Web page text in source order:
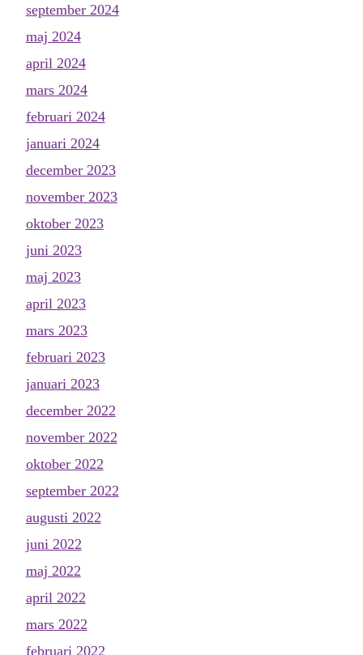
september 2024
maj 2024
april 2024
mars 2024
februari 2024
januari 2024
december 2023
november 2023
oktober 2023
juni 2023
maj 2023
april 2023
mars 2023
februari 2023
januari 2023
december 2022
november 2022
oktober 2022
september 2022
augusti 2022
juni 2022
maj 2022
april 2022
mars 2022
februari 2022